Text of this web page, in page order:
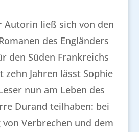
Autorin ließ sich von den
des Engländers
den Süden Frankreichs
zehn Jahren lässt Sophie
nun am Leben des
Durand teilhaben: bei
Verbrechen und dem